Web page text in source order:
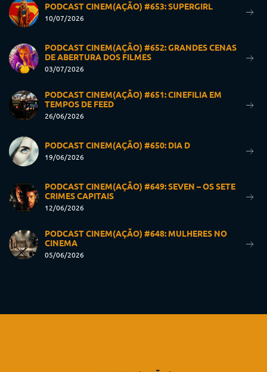
PODCAST CINEM(AÇÃO) #653: SUPERGIRL
10/07/2026
PODCAST CINEM(AÇÃO) #652: GRANDES CENAS
DE ABERTURA DOS FILMES
03/07/2026
PODCAST CINEM(AÇÃO) #651: CINEFILIA EM
TEMPOS DE FEED
26/06/2026
PODCAST CINEM(AÇÃO) #650: DIA D
19/06/2026
PODCAST CINEM(AÇÃO) #649: SEVEN – OS SETE
CRIMES CAPITAIS
12/06/2026
PODCAST CINEM(AÇÃO) #648: MULHERES NO
CINEMA
05/06/2026